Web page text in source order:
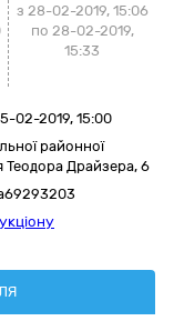
з 28-02-2019, 15:06
по 28-02-2019,
15:33
02-2019, 15:00
районної
Теодора Драйзера, 6